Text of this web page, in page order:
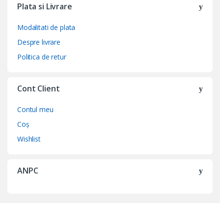
Plata si Livrare
Modalitati de plata
Despre livrare
Politica de retur
Cont Client
Contul meu
Coș
Wishlist
ANPC